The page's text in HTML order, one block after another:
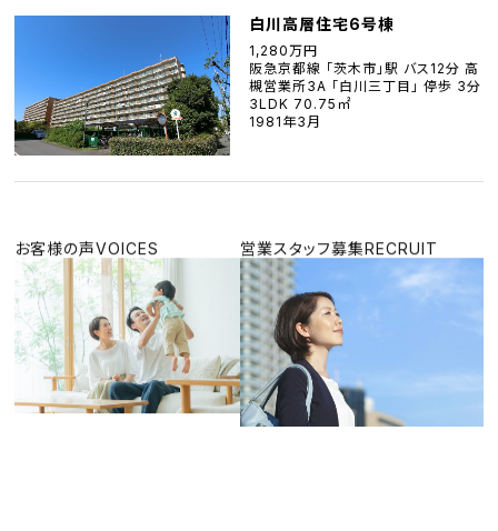
白川高層住宅6号棟
1,280万円
阪急京都線 「茨木市」駅 バス12分 高
槻営業所3A 「白川三丁目」 停歩 3分
3LDK 70.75㎡
1981年3月
お客様の声VOICES 営業スタッフ募集RECRUIT